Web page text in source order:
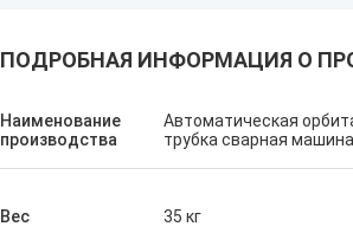
ПОДРОБНАЯ ИНФОРМАЦИЯ О
Наименование
производства
Автоматическая
трубка сварная
Вес 35 кг